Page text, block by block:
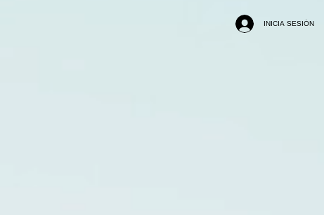
INICIA SESIÓN